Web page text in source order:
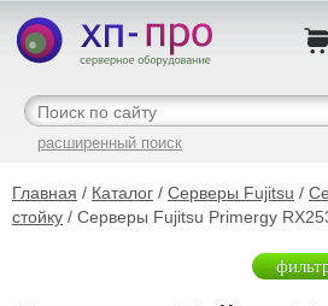
расширенный поиск
Главная / Каталог / Серверы Fujitsu /
стойку / Серверы Fujitsu Primergy